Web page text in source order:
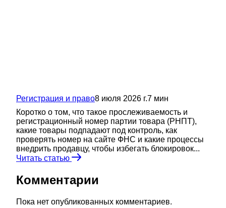
Регистрация и право8 июля 2026 г.7 мин
Коротко о том, что такое прослеживаемость и
регистрационный номер партии товара (РНПТ),
какие товары подпадают под контроль, как
проверять номер на сайте ФНС и какие процессы
внедрить продавцу, чтобы избегать блокировок...
Читать статью
Комментарии
Пока нет опубликованных комментариев.